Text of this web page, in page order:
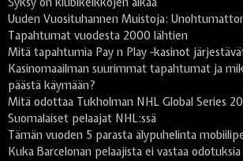
Uuden Vuosituhannen Muistoja:
Tapahtumat vuodesta 2000 lähtien
Mitä tapahtumia Pay n Play -kasinot
Kasinomaailman suurimmat tapahtumat ja
päästä käymään?
Mitä odottaa Tukholman NHL Global Series
Suomalaiset pelaajat NHL:ssä
Tämän vuoden 5 parasta älypuhelinta
Kuka Barcelonan pelaajista ei vastaa